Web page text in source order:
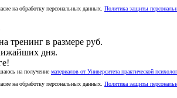
на обработку персональных данных. Политика защиты
тренинг в размере руб.
дня.
на получение материалов от Университета практической
на обработку персональных данных. Политика защиты